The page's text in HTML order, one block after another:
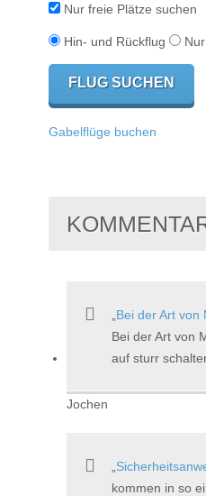
Nur freie Plätze suchen
Hin- und Rückflug
Gabelflüge buchen
Bei der Art von
Bei der Art von
auf sturr
Jochen
kommen in so